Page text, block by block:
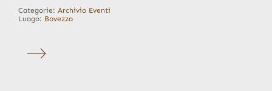
Categorie: Archivio Eventi
Luogo: Bovezzo